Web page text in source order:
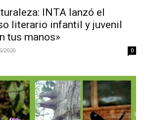
INTA lanzó el
literario infantil y juvenil
tus manos»
2020 0